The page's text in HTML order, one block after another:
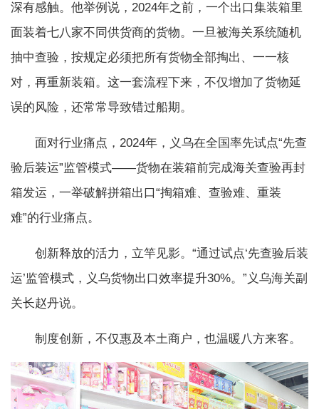
深有感触。他举例说，2024年之前，一个出口集装箱里
面装着七八家不同供货商的货物。一旦被海关系统随机
抽中查验，按规定必须把所有货物全部掏出、一一核
对，再重新装箱。这一套流程下来，不仅增加了货物延
误的风险，还常常导致错过船期。
面对行业痛点，2024年，义乌在全国率先试点“先查
验后装运”监管模式——货物在装箱前完成海关查验再封
箱发运，一举破解拼箱出口“掏箱难、查验难、重装
难”的行业痛点。
创新释放的活力，立竿见影。“通过试点‘先查验后装
运’监管模式，义乌货物出口效率提升30%。”义乌海关副
关长赵丹说。
制度创新，不仅惠及本土商户，也温暖八方来客。